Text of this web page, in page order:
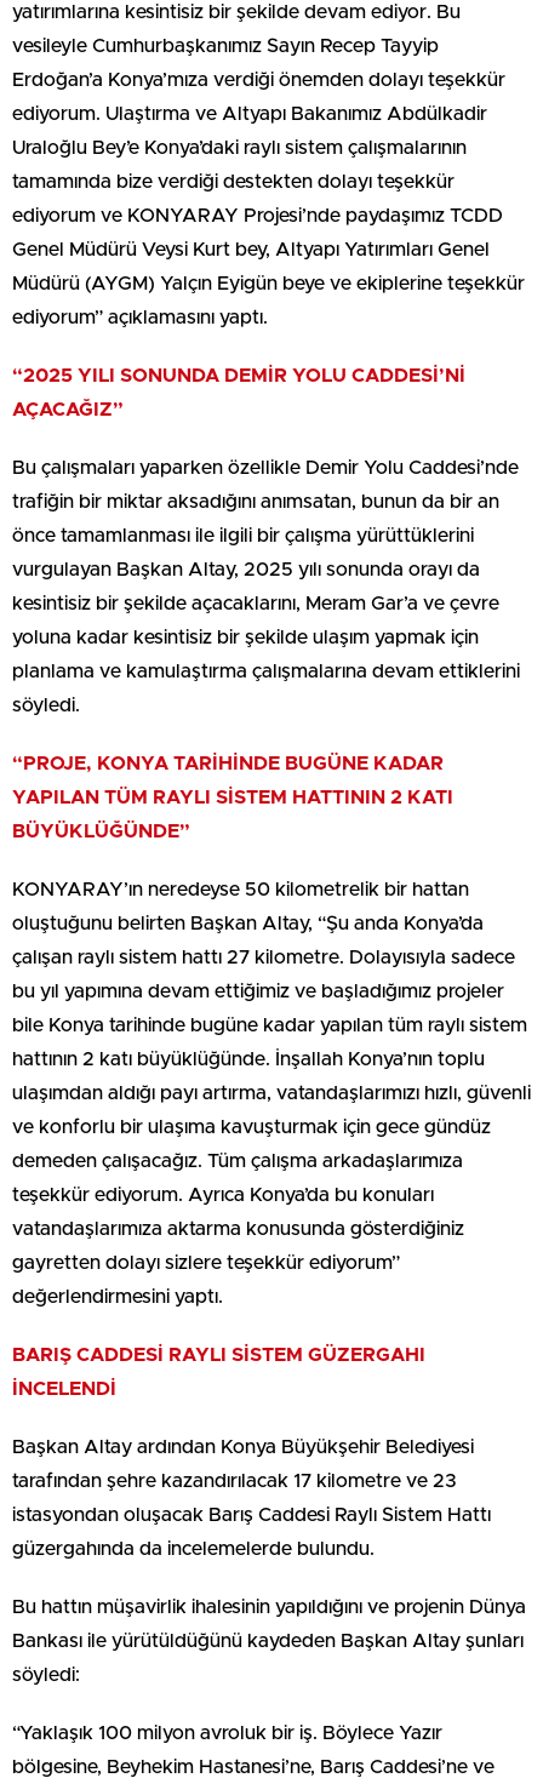
yatırımlarına kesintisiz bir şekilde devam ediyor. Bu
vesileyle Cumhurbaşkanımız Sayın Recep Tayyip
Erdoğan’a Konya’mıza verdiği önemden dolayı teşekkür
ediyorum. Ulaştırma ve Altyapı Bakanımız Abdülkadir
Uraloğlu Bey’e Konya’daki raylı sistem çalışmalarının
tamamında bize verdiği destekten dolayı teşekkür
ediyorum ve KONYARAY Projesi’nde paydaşımız TCDD
Genel Müdürü Veysi Kurt bey, Altyapı Yatırımları Genel
Müdürü (AYGM) Yalçın Eyigün beye ve ekiplerine teşekkür
ediyorum” açıklamasını yaptı.
“2025 YILI SONUNDA DEMİR YOLU CADDESİ’Nİ
AÇACAĞIZ”
Bu çalışmaları yaparken özellikle Demir Yolu Caddesi’nde
trafiğin bir miktar aksadığını anımsatan, bunun da bir an
önce tamamlanması ile ilgili bir çalışma yürüttüklerini
vurgulayan Başkan Altay, 2025 yılı sonunda orayı da
kesintisiz bir şekilde açacaklarını, Meram Gar’a ve çevre
yoluna kadar kesintisiz bir şekilde ulaşım yapmak için
planlama ve kamulaştırma çalışmalarına devam ettiklerini
söyledi.
“PROJE, KONYA TARİHİNDE BUGÜNE KADAR
YAPILAN TÜM RAYLI SİSTEM HATTININ 2 KATI
BÜYÜKLÜĞÜNDE”
KONYARAY’ın neredeyse 50 kilometrelik bir hattan
oluştuğunu belirten Başkan Altay, “Şu anda Konya’da
çalışan raylı sistem hattı 27 kilometre. Dolayısıyla sadece
bu yıl yapımına devam ettiğimiz ve başladığımız projeler
bile Konya tarihinde bugüne kadar yapılan tüm raylı sistem
hattının 2 katı büyüklüğünde. İnşallah Konya’nın toplu
ulaşımdan aldığı payı artırma, vatandaşlarımızı hızlı, güvenli
ve konforlu bir ulaşıma kavuşturmak için gece gündüz
demeden çalışacağız. Tüm çalışma arkadaşlarımıza
teşekkür ediyorum. Ayrıca Konya’da bu konuları
vatandaşlarımıza aktarma konusunda gösterdiğiniz
gayretten dolayı sizlere teşekkür ediyorum”
değerlendirmesini yaptı.
BARIŞ CADDESİ RAYLI SİSTEM GÜZERGAHI
İNCELENDİ
Başkan Altay ardından Konya Büyükşehir Belediyesi
tarafından şehre kazandırılacak 17 kilometre ve 23
istasyondan oluşacak Barış Caddesi Raylı Sistem Hattı
güzergahında da incelemelerde bulundu.
Bu hattın müşavirlik ihalesinin yapıldığını ve projenin Dünya
Bankası ile yürütüldüğünü kaydeden Başkan Altay şunları
söyledi:
“Yaklaşık 100 milyon avroluk bir iş. Böylece Yazır
bölgesine, Beyhekim Hastanesi’ne, Barış Caddesi’ne ve